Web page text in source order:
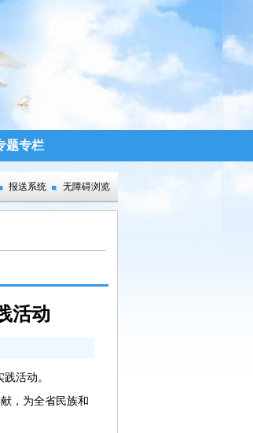
题专栏
报送系统 无障碍浏览
活动
活动。
，为全省民族和